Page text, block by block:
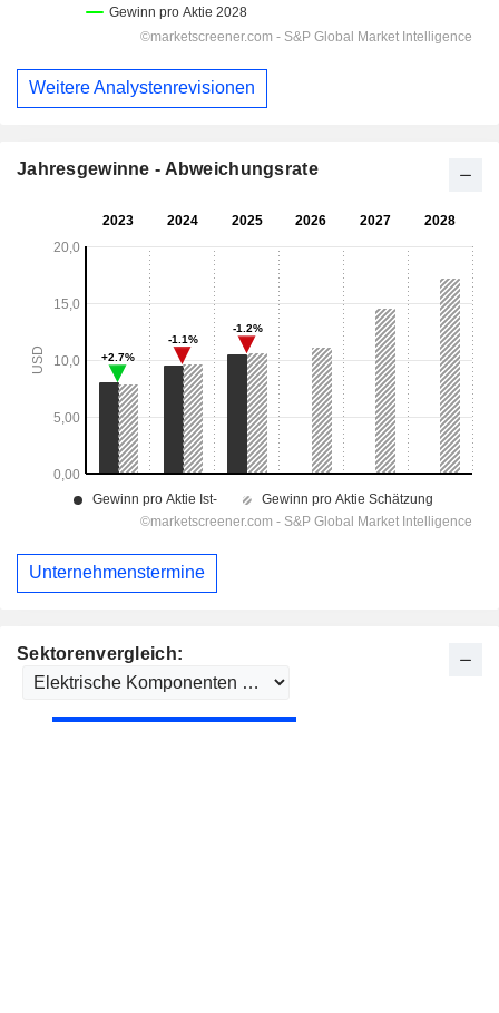
Sektorenvergleich:
Weitere Analystenrevisionen
Jahresgewinne - Abweichungsrate
Unternehmenstermine